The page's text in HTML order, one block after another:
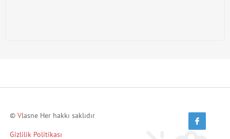
© Vlasne Her hakkı saklıdır
Gizlilik Politikası